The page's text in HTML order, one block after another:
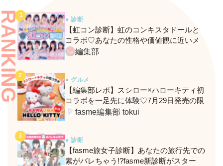
● 診断
【虹コン診断】虹のコンキスタドールと
コラボ♡あなたの性格や価値観に近いメ
ンバーがわかる、fasmeの新診断がスター
編集部
● グルメ
【編集部レポ】スシロー×ハローキティ初
コラボを一足先に体験♡7月29日発売の限
定メニュー＆グッズをレポ！
fasme編集部 tokui
● 診断
【fasme旅女子診断】あなたの旅行先での
素がバレちゃう!?fasme新診断がスター